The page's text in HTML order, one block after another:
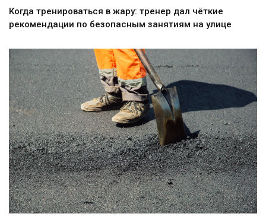
Когда тренироваться в жару: тренер дал чёткие
рекомендации по безопасным занятиям на улице